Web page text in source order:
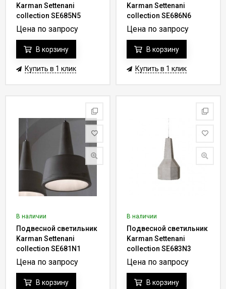
Karman Settenani
collection SE685N5
Цена по запросу
В корзину
Купить в 1 клик
Karman Settenani
collection SE686N6
Цена по запросу
В корзину
Купить в 1 клик
В наличии
Подвесной светильник
Karman Settenani
collection SE681N1
Цена по запросу
В корзину
В наличии
Подвесной светильник
Karman Settenani
collection SE683N3
Цена по запросу
В корзину